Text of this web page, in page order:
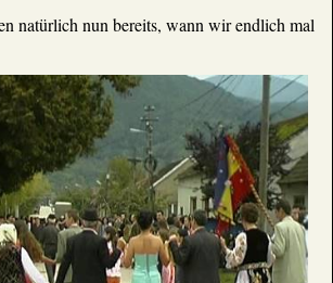
natürlich nun bereits, wann wir endlich mal